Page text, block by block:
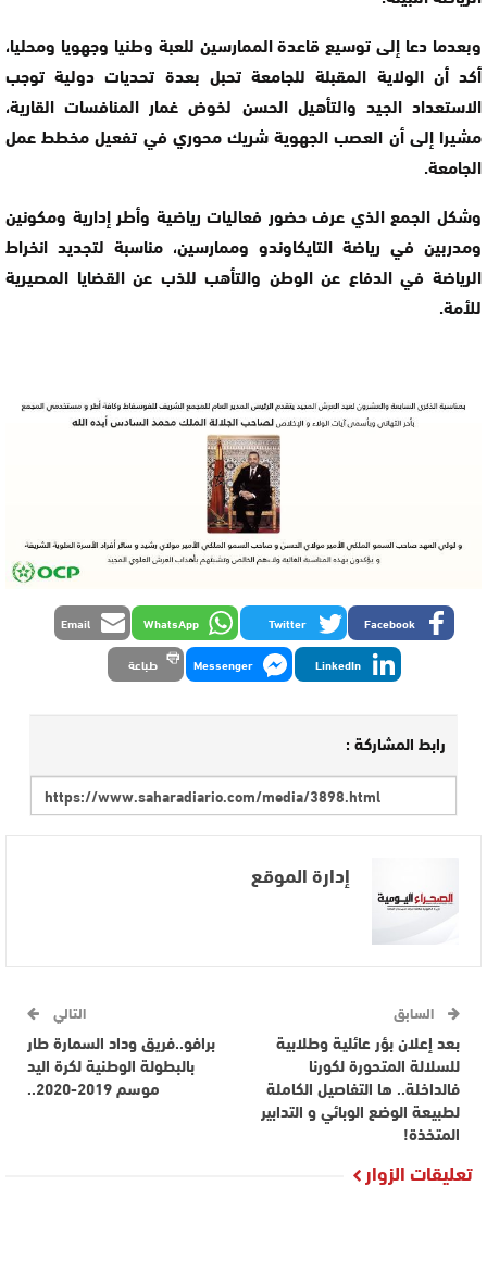
وبعدما دعا إلى توسيع قاعدة الممارسين للعبة وطنيا وجهويا ومحليا،
أكد أن الولاية المقبلة للجامعة تحبل بعدة تحديات دولية توجب
الاستعداد الجيد والتأهيل الحسن لخوض غمار المنافسات القارية،
مشيرا إلى أن العصب الجهوية شريك محوري في تفعيل مخطط عمل
الجامعة.
وشكل الجمع الذي عرف حضور فعاليات رياضية وأطر إدارية ومكونين
ومدربين في رياضة التايكاوندو وممارسين، مناسبة لتجديد انخراط
الرياضة في الدفاع عن الوطن والتأهب للذب عن القضايا المصيرية
للأمة.
Facebook
Twitter
WhatsApp
Email
LinkedIn
Messenger طباعة
رابط المشاركة :
إدارة الموقع
السابق
بعد إعلان بؤر عائلية وطلابية
للسلالة المتحورة لكورنا
فالداخلة.. ها التفاصيل الكاملة
لطبيعة الوضع الوبائي و التدابير
المتخذة!
التالي
برافو..فريق وداد السمارة طار
بالبطولة الوطنية لكرة اليد
موسم 2019-2020..
تعليقات الزوار